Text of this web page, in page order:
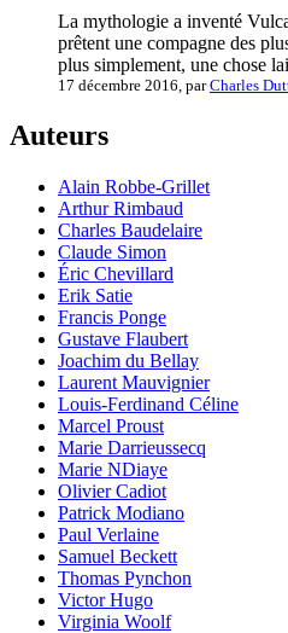
La mythologie a inventé
prêtent une compagne des
plus simplement, une chose
17 décembre 2016, parCharles
Auteurs
Alain Robbe-Grillet
Arthur Rimbaud
Charles Baudelaire
Claude Simon
Éric Chevillard
Erik Satie
Francis Ponge
Gustave Flaubert
Joachim du Bellay
Laurent Mauvignier
Louis-Ferdinand Céline
Marcel Proust
Marie Darrieussecq
Marie NDiaye
Olivier Cadiot
Patrick Modiano
Paul Verlaine
Samuel Beckett
Thomas Pynchon
Victor Hugo
Virginia Woolf